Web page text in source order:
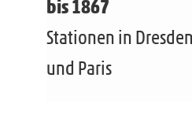
bis 1867
Stationen in
und Paris